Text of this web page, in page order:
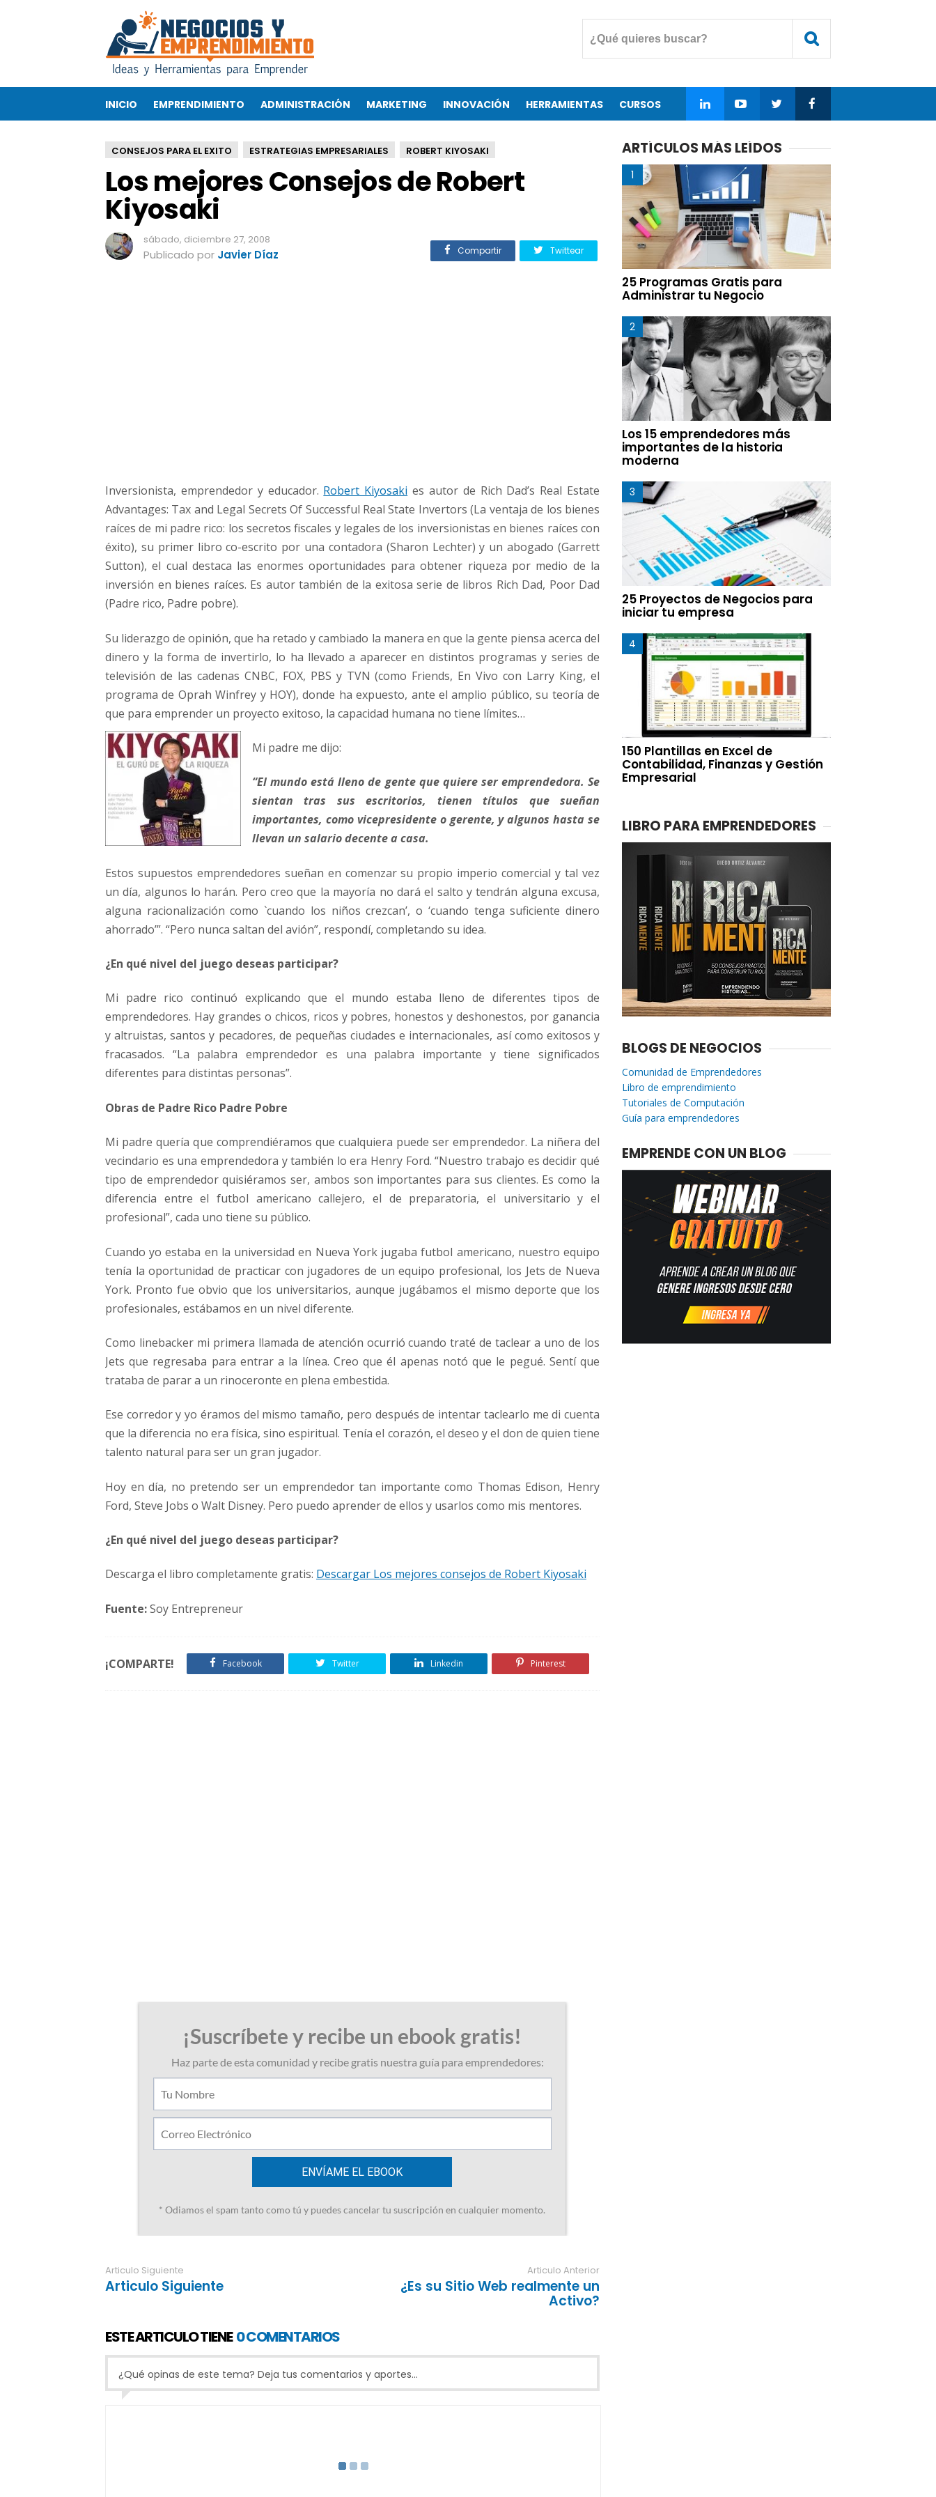
s
m
o
r
e
s
C
o
n
s
e
j
a
k
i
INICIO EMPRENDIMIENTO ADMINISTRACIÓN MARKETING INNOVACIÓN HERRAMIENTAS CURSOS
CONSEJOS PARA EL EXITO ESTRATEGIAS EMPRESARIALES ROBERT KIYOSAKI
Los mejores Consejos de Robert
Kiyosaki
sábado, diciembre 27, 2008
Publicado por Javier Díaz Compartir Twittear
Inversionista, emprendedor y educador. Robert Kiyosaki es autor de Rich Dad’s Real Estate
Advantages: Tax and Legal Secrets Of Successful Real State Invertors (La ventaja de los bienes
raíces de mi padre rico: los secretos fiscales y legales de los inversionistas en bienes raíces con
éxito), su primer libro co-escrito por una contadora (Sharon Lechter) y un abogado (Garrett
Sutton), el cual destaca las enormes oportunidades para obtener riqueza por medio de la
inversión en bienes raíces. Es autor también de la exitosa serie de libros Rich Dad, Poor Dad
(Padre rico, Padre pobre).
Su liderazgo de opinión, que ha retado y cambiado la manera en que la gente piensa acerca del
dinero y la forma de invertirlo, lo ha llevado a aparecer en distintos programas y series de
televisión de las cadenas CNBC, FOX, PBS y TVN (como Friends, En Vivo con Larry King, el
programa de Oprah Winfrey y HOY), donde ha expuesto, ante el amplio público, su teoría de
que para emprender un proyecto exitoso, la capacidad humana no tiene límites…
Mi padre me dijo:
“El mundo está lleno de gente que quiere ser emprendedora. Se
sientan tras sus escritorios, tienen títulos que sueñan
importantes, como vicepresidente o gerente, y algunos hasta se
llevan un salario decente a casa.
Estos supuestos emprendedores sueñan en comenzar su propio imperio comercial y tal vez
un día, algunos lo harán. Pero creo que la mayoría no dará el salto y tendrán alguna excusa,
alguna racionalización como `cuando los niños crezcan’, o ‘cuando tenga suficiente dinero
ahorrado’”. “Pero nunca saltan del avión”, respondí, completando su idea.
¿En qué nivel del juego deseas participar?
Mi padre rico continuó explicando que el mundo estaba lleno de diferentes tipos de
emprendedores. Hay grandes o chicos, ricos y pobres, honestos y deshonestos, por ganancia
y altruistas, santos y pecadores, de pequeñas ciudades e internacionales, así como exitosos y
fracasados. “La palabra emprendedor es una palabra importante y tiene significados
diferentes para distintas personas”.
Obras de Padre Rico Padre Pobre
Mi padre quería que comprendiéramos que cualquiera puede ser emprendedor. La niñera del
vecindario es una emprendedora y también lo era Henry Ford. “Nuestro trabajo es decidir qué
tipo de emprendedor quisiéramos ser, ambos son importantes para sus clientes. Es como la
diferencia entre el futbol americano callejero, el de preparatoria, el universitario y el
profesional”, cada uno tiene su público.
Cuando yo estaba en la universidad en Nueva York jugaba futbol americano, nuestro equipo
tenía la oportunidad de practicar con jugadores de un equipo profesional, los Jets de Nueva
York. Pronto fue obvio que los universitarios, aunque jugábamos el mismo deporte que los
profesionales, estábamos en un nivel diferente.
Como linebacker mi primera llamada de atención ocurrió cuando traté de taclear a uno de los
Jets que regresaba para entrar a la línea. Creo que él apenas notó que le pegué. Sentí que
trataba de parar a un rinoceronte en plena embestida.
Ese corredor y yo éramos del mismo tamaño, pero después de intentar taclearlo me di cuenta
que la diferencia no era física, sino espiritual. Tenía el corazón, el deseo y el don de quien tiene
talento natural para ser un gran jugador.
Hoy en día, no pretendo ser un emprendedor tan importante como Thomas Edison, Henry
Ford, Steve Jobs o Walt Disney. Pero puedo aprender de ellos y usarlos como mis mentores.
¿En qué nivel del juego deseas participar?
Descarga el libro completamente gratis: Descargar Los mejores consejos de Robert Kiyosaki
Fuente:Soy Entrepreneur
¡COMPARTE! Facebook Twitter Linkedin Pinterest
Articulo Siguiente
Articulo Siguiente
Articulo Anterior
¿Es su Sitio Web realmente un
Activo?
ESTE ARTICULO TIENE 0 COMENTARIOS
¿Qué opinas de este tema? Deja tus comentarios y aportes...
ARTÍCULOS MÁS LEÍDOS
25 Programas Gratis para
Administrar tu Negocio
Los 15 emprendedores más
importantes de la historia
moderna
25 Proyectos de Negocios para
iniciar tu empresa
150 Plantillas en Excel de
Contabilidad, Finanzas y Gestión
Empresarial
LIBRO PARA EMPRENDEDORES
BLOGS DE NEGOCIOS
Comunidad de Emprendedores
Libro de emprendimiento
Tutoriales de Computación
Guía para emprendedores
EMPRENDE CON UN BLOG